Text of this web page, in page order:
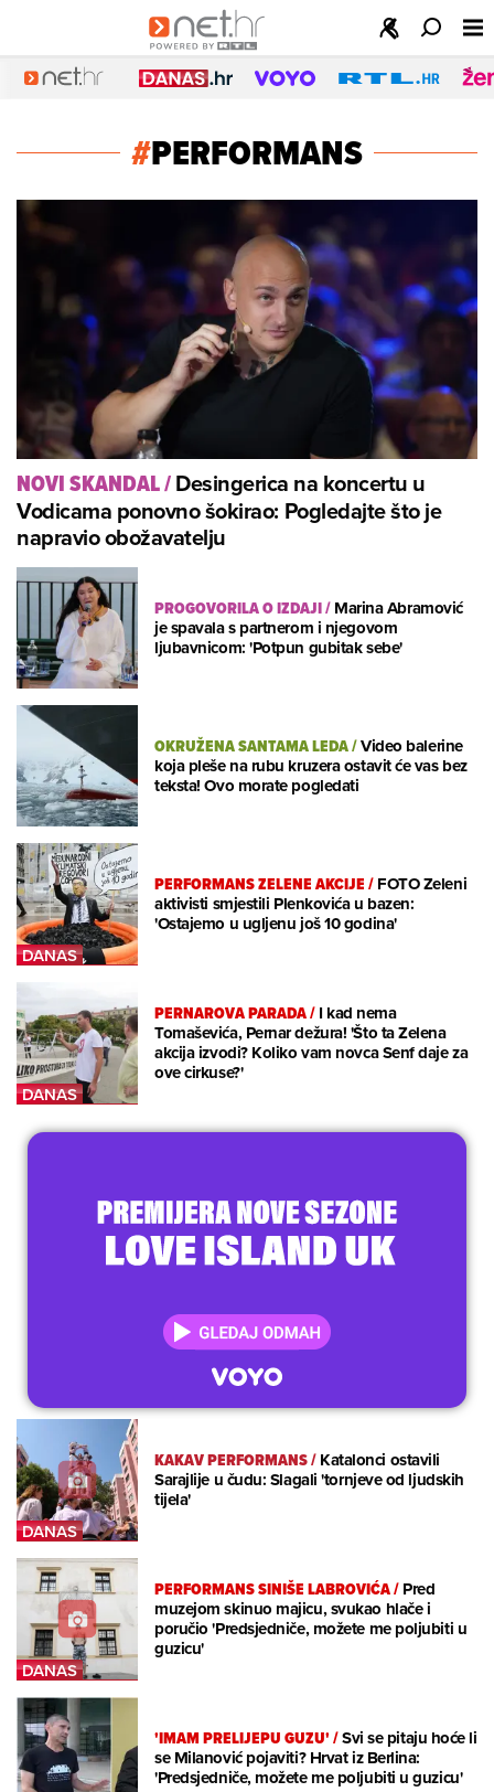
#PERFORMANS
NOVI SKANDAL/Desingerica na koncertu u
Vodicama ponovno šokirao: Pogledajte što je
napravio obožavatelju
PROGOVORILA O IZDAJI/Marina Abramović
je spavala s partnerom i njegovom
ljubavnicom: 'Potpun gubitak sebe'
OKRUŽENA SANTAMA LEDA/Video balerine
koja pleše na rubu kruzera ostavit će vas bez
teksta! Ovo morate pogledati
PERFORMANS ZELENE AKCIJE/FOTO Zeleni
aktivisti smjestili Plenkovića u bazen:
'Ostajemo u ugljenu još 10 godina'
PERNAROVA PARADA/I kad nema
Tomaševića, Pernar dežura! 'Što ta Zelena
akcija izvodi? Koliko vam novca Senf daje za
ove cirkuse?'
KAKAV PERFORMANS/Katalonci ostavili
Sarajlije u čudu: Slagali 'tornjeve od ljudskih
tijela'
PERFORMANS SINIŠE LABROVIĆA/Pred
muzejom skinuo majicu, svukao hlače i
poručio 'Predsjedniče, možete me poljubiti u
guzicu'
'IMAM PRELIJEPU GUZU'/Svi se pitaju hoće li
se Milanović pojaviti? Hrvat iz Berlina:
'Predsjedniče, možete me poljubiti u guzicu'